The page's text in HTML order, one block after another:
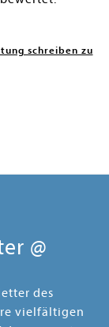
schreiben zu
@
des
vielfältigen